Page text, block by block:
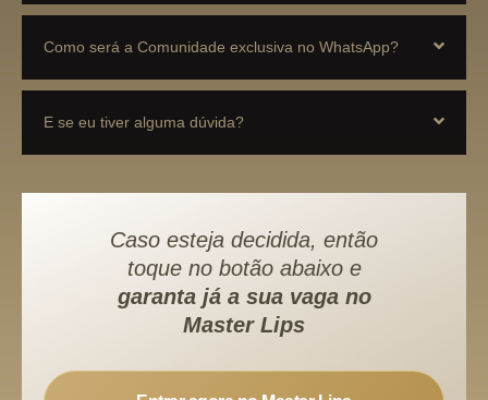
Como será a Comunidade exclusiva no WhatsApp?
E se eu tiver alguma dúvida?
Caso esteja decidida, então
toque no botão abaixo e
garanta já a sua vaga no
Master Lips